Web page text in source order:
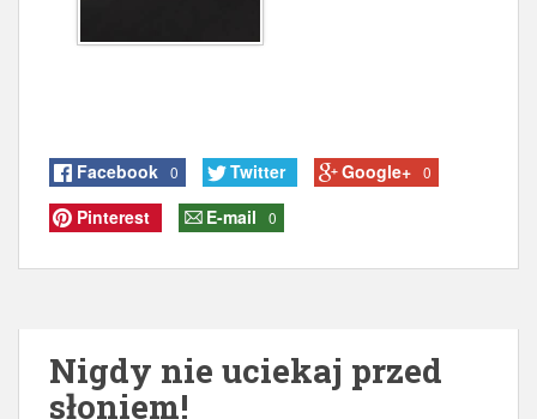
Facebook 0 Twitter Google+ 0
Pinterest E-mail 0
Nigdy nie uciekaj przed
słoniem!